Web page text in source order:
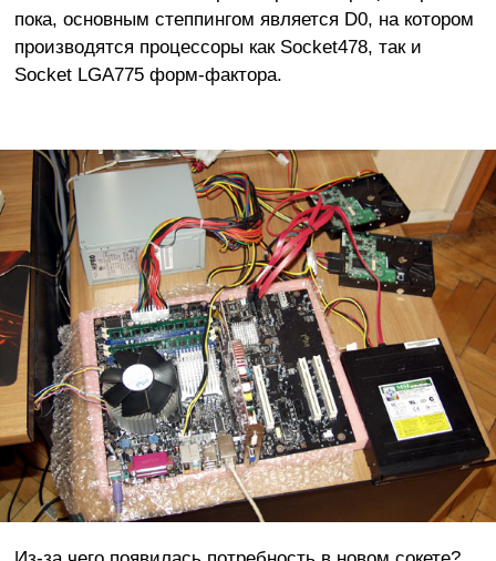
пока, основным степпингом является D0, на котором
производятся процессоры как Socket478, так и
Socket LGA775 форм-фактора.